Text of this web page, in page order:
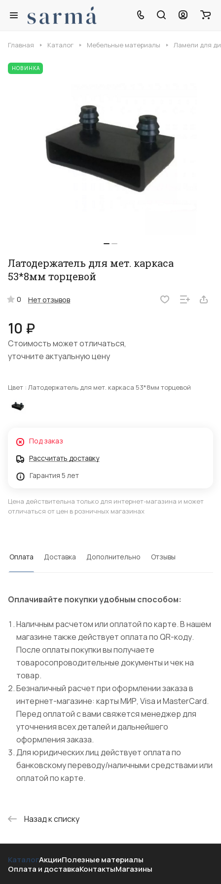
Главная Каталог Мебельные материалы Ламели для
НОВИНКА
Латодержатель для мет. каркаса
53*8мм торцевой
0 Нет отзывов
10 ₽
Стоимость может отличаться,
уточните актуальную цену
Цвет : Латодержатель для мет. каркаса 53*8мм торцевой
Под заказ
Рассчитать доставку
Гарантия 5 лет
Цена действительна только для интернет-магазина и может
отличаться от цен в розничных магазинах
Оплата Доставка Дополнительно Отзывы
Оплачивайте покупки удобным способом:
Наличным расчетом или оплатой по карте. В нашем
магазине также действует оплата по QR-коду.
После оплаты покупки вы получаете
товаросопроводительные документы и чек на
товар.
Безналичный расчет при оформлении заказа в
интернет-магазине: карты МИР, Visa и MasterCard.
Перед оплатой с вами свяжется менеджер для
уточнения всех деталей и дальнейшего
оформления заказа.
Для юридических лиц действует оплата по
банковскому переводу/наличными средствами или
оплатой по карте.
Назад к списку
КаталогАкцииПолезные материалы
Оплата и доставкаКонтактыМагазины